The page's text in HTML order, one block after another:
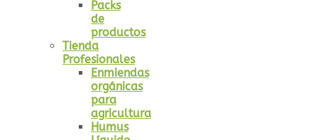
Packs
de
productos
Tienda
Profesionales
Enmiendas
orgánicas
para
agricultura
Humus